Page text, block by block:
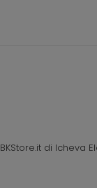
BKStore.it di Icheva